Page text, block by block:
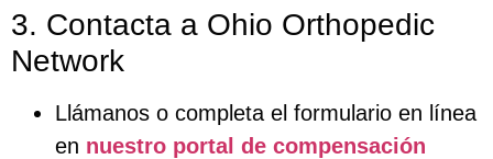
3. Contacta a Ohio Orthopedic
Network
Llámanos o completa el formulario en línea
en nuestro portal de compensación